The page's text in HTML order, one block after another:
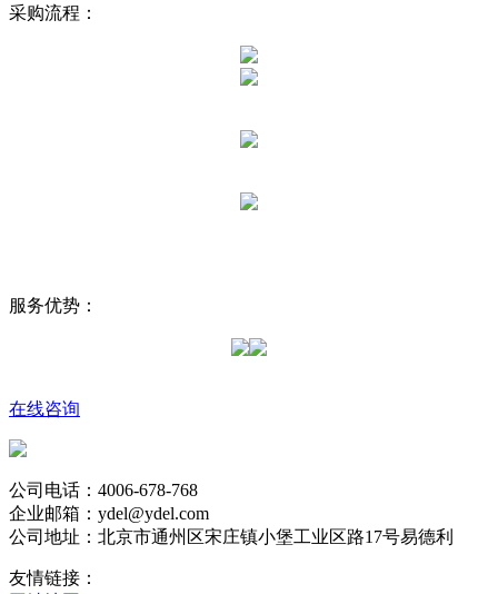
采购流程：
服务优势：
在线咨询
公司电话：4006-678-768
企业邮箱：ydel@ydel.com
公司地址：北京市通州区宋庄镇小堡工业区路17号易德利
友情链接：